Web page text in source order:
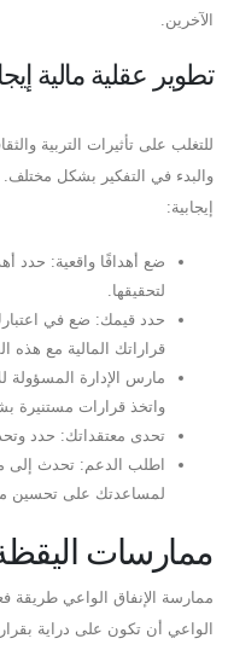
الآخرين.
تطوير عقلية مالية
للتغلب على تأثيرات التربية
والبدء في التفكير بشكل مختلف.
إيجابية:
ضع أهدافًا واقعية: حدد
لتحقيقها.
حدد قيمك: ضع في
قراراتك المالية مع هذه
مارس الإدارة المسؤولة
واتخذ قرارات مستنيرة
تحدى معتقداتك: حدد
اطلب الدعم: تحدث إلى
لمساعدتك على تحسين
ممارسات
ممارسة الإنفاق الواعي طريقة
الواعي أن تكون على دراية